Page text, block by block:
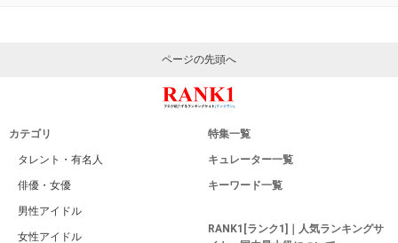
ページの先頭へ
カテゴリ
タレント・有名人
俳優・女優
男性アイドル
女性アイドル
特集一覧
キュレーター一覧
キーワード一覧
RANK1[ランク1]｜人気ランキングサ